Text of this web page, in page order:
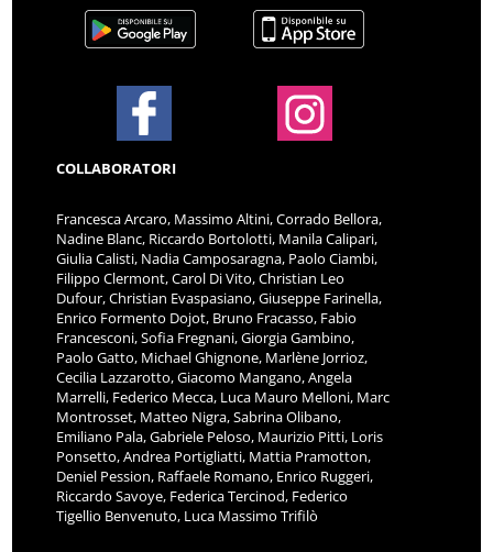
COLLABORATORI
Francesca Arcaro, Massimo Altini, Corrado Bellora,
Nadine Blanc, Riccardo Bortolotti, Manila Calipari,
Giulia Calisti, Nadia Camposaragna, Paolo Ciambi,
Filippo Clermont, Carol Di Vito, Christian Leo
Dufour, Christian Evaspasiano, Giuseppe Farinella,
Enrico Formento Dojot, Bruno Fracasso, Fabio
Francesconi, Sofia Fregnani, Giorgia Gambino,
Paolo Gatto, Michael Ghignone, Marlène Jorrioz,
Cecilia Lazzarotto, Giacomo Mangano, Angela
Marrelli, Federico Mecca, Luca Mauro Melloni, Marc
Montrosset, Matteo Nigra, Sabrina Olibano,
Emiliano Pala, Gabriele Peloso, Maurizio Pitti, Loris
Ponsetto, Andrea Portigliatti, Mattia Pramotton,
Deniel Pession, Raffaele Romano, Enrico Ruggeri,
Riccardo Savoye, Federica Tercinod, Federico
Tigellio Benvenuto, Luca Massimo Trifilò